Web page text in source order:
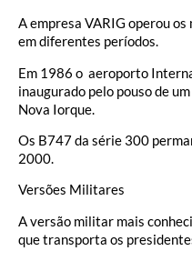
A empresa VARIG operou
em diferentes períodos.
Em 1986 o aeroporto
inaugurado pelo pouso de
Nova Iorque.
Os B747 da série 300
2000.
Versões Militares
A versão militar mais
que transporta os